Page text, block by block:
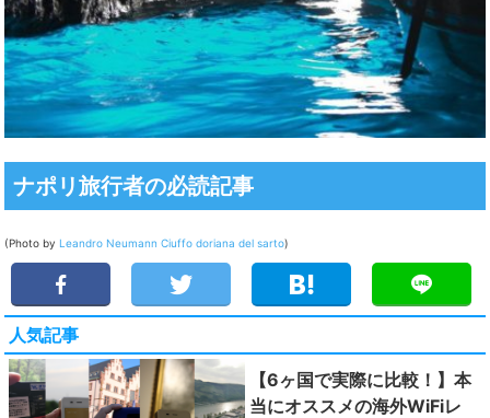
ナポリ旅行者の必読記事
(Photo by Leandro Neumann Ciuffo doriana del sarto)
人気記事
【6ヶ国で実際に比較！】本
当にオススメの海外WiFiレ